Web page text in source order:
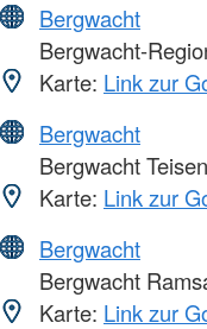
Bergwacht
Bergwacht-
Karte: Link zur
Bergwacht
Bergwacht
Karte: Link zur
Bergwacht
Bergwacht
Karte: Link zur